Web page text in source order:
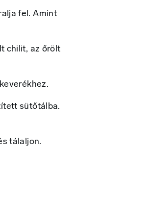
fel. Amint
chilit, az őrölt
sütőtálba.
tálaljon.